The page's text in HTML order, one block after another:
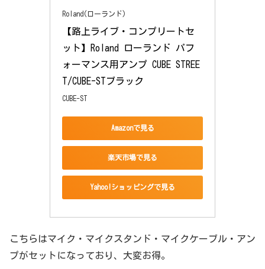
Roland(ローランド)
【路上ライブ・コンプリートセ
ット】Roland ローランド パフ
ォーマンス用アンプ CUBE STREE
T/CUBE-STブラック
CUBE-ST
Amazonで見る
楽天市場で見る
Yahoo!ショッピングで見る
こちらはマイク・マイクスタンド・マイクケーブル・アン
プがセットになっており、大変お得。